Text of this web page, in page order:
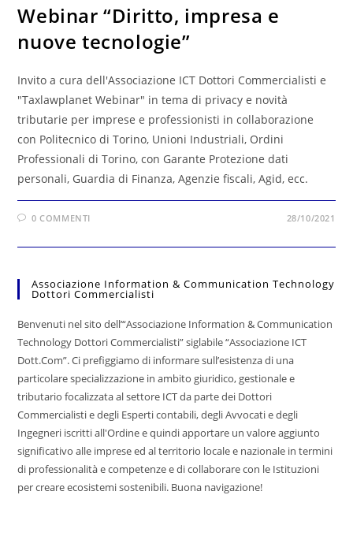
Webinar “Diritto, impresa e
nuove tecnologie”
Invito a cura dell'Associazione ICT Dottori Commercialisti e
"Taxlawplanet Webinar" in tema di privacy e novità
tributarie per imprese e professionisti in collaborazione
con Politecnico di Torino, Unioni Industriali, Ordini
Professionali di Torino, con Garante Protezione dati
personali, Guardia di Finanza, Agenzie fiscali, Agid, ecc.
0 COMMENTI 28/10/2021
Associazione Information & Communication Technology
Dottori Commercialisti
Benvenuti nel sito dell’“Associazione Information & Communication
Technology Dottori Commercialisti” siglabile “Associazione ICT
Dott.Com”. Ci prefiggiamo di informare sull’esistenza di una
particolare specializzazione in ambito giuridico, gestionale e
tributario focalizzata al settore ICT da parte dei Dottori
Commercialisti e degli Esperti contabili, degli Avvocati e degli
Ingegneri iscritti all'Ordine e quindi apportare un valore aggiunto
significativo alle imprese ed al territorio locale e nazionale in termini
di professionalità e competenze e di collaborare con le Istituzioni
per creare ecosistemi sostenibili. Buona navigazione!